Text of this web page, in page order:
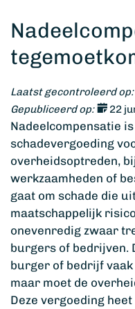
Laatst gecontroleerd op:
Gepubliceerd op:
22
Nadeelcompensatie
schadevergoeding
overheidsoptreden,
werkzaamheden of
gaat om schade die
maatschappelijk
onevenredig zwaar
burgers of bedrijven.
burger of bedrijf vaak
maar moet de
Deze vergoeding